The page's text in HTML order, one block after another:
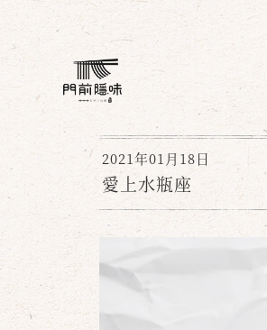
2021年01月18日
愛上水瓶座